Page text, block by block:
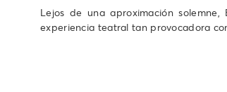
Lejos de una aproximación
experiencia teatral tan provocadora